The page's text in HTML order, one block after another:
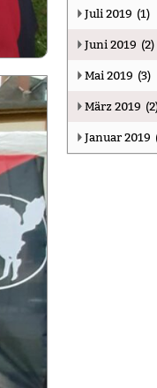
Juli 2019 (1)
Juni 2019 (2)
Mai 2019 (3)
März 2019
Januar 2019